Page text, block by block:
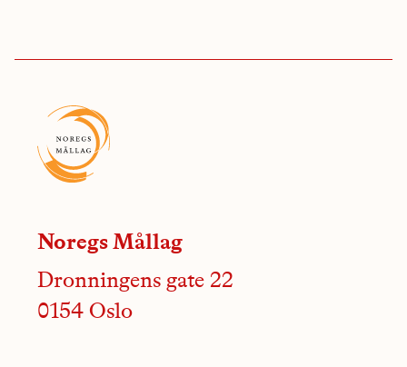
Noregs Mållag
Dronningens gate 22
0154 Oslo